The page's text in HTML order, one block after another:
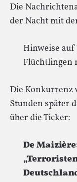
Die
der Nacht mit
Hinweise
Flüchtlingen
Die Konkurrenz
Stunden später
über die Ticker:
De